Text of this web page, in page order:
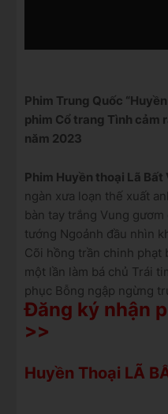
Phim Trung Quốc
phim Cổ trang Tình cảm
năm 2023
Phim Huyền thoại Lã Bất
ngàn xưa loạn thế xuất
bàn tay trắng Vung
tướng Ngoảnh đầu nhìn
Cõi hồng trần chinh phạt
một lần làm bá chủ Trái
phục Bỗng ngập ngừng
Đăng ký nhận
>>
Huyền Thoại LÃ